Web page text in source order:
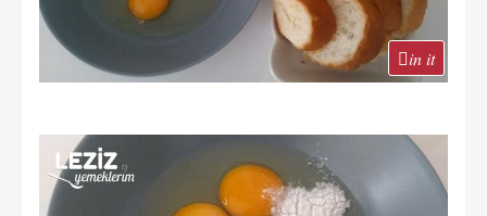
in it